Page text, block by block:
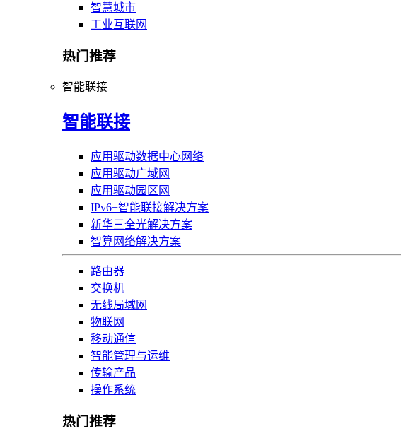
智慧城市
工业互联网
热门推荐
智能联接
智能联接
应用驱动数据中心网络
应用驱动广域网
应用驱动园区网
IPv6+智能联接解决方案
新华三全光解决方案
智算网络解决方案
路由器
交换机
无线局域网
物联网
移动通信
智能管理与运维
传输产品
操作系统
热门推荐